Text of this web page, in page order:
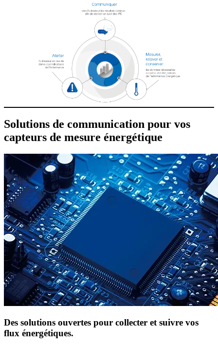
Solutions de communication pour vos
capteurs de mesure énergétique
Des solutions ouvertes pour collecter et suivre vos
flux énergétiques.